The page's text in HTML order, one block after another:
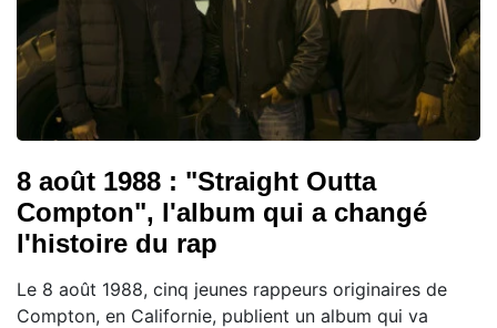
8 août 1988 : "Straight Outta
Compton", l'album qui a changé
l'histoire du rap
Le 8 août 1988, cinq jeunes rappeurs originaires de
Compton, en Californie, publient un album qui va